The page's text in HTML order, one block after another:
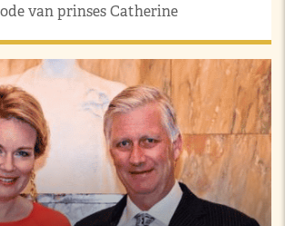
van prinses Catherine